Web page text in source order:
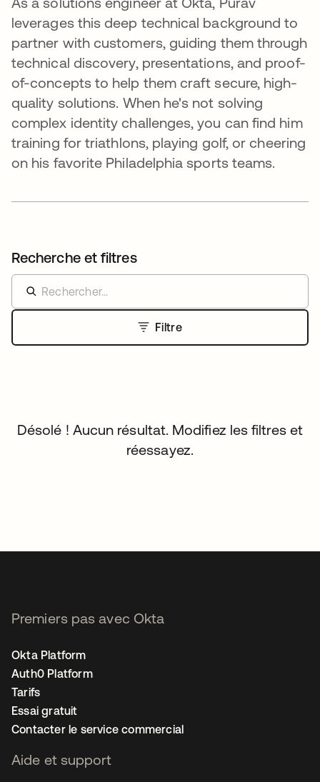
leverages this deep technical background to
partner with customers, guiding them through
technical discovery, presentations, and proof-
of-concepts to help them craft secure, high-
quality solutions. When he's not solving
complex identity challenges, you can find him
training for triathlons, playing golf, or cheering
on his favorite Philadelphia sports teams.
Recherche et filtres
Filtre
Désolé ! Aucun résultat. Modifiez les filtres et
réessayez.
Premiers pas avec Okta
Okta Platform
Auth0 Platform
Tarifs
Essai gratuit
Contacter le service commercial
Aide et support